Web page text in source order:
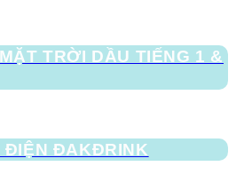
TRỜI DẦU TIẾNG 1 &
ĐIỆN ĐAKĐRINK